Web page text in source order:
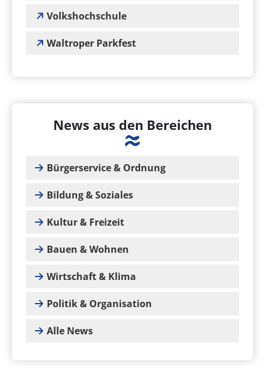
Volkshochschule
Waltroper Parkfest
News aus den Bereichen
Bürgerservice & Ordnung
Bildung & Soziales
Kultur & Freizeit
Bauen & Wohnen
Wirtschaft & Klima
Politik & Organisation
Alle News